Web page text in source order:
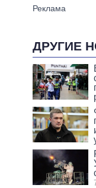
ДРУГИЕ